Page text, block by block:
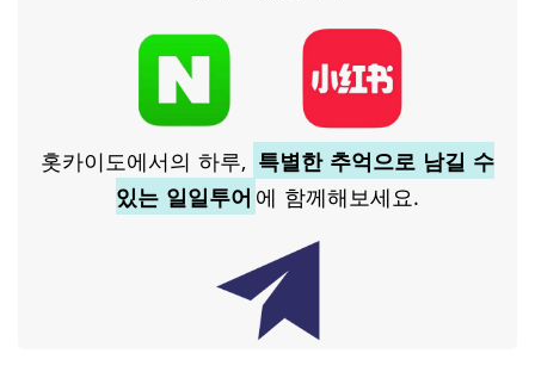
홋카이도에서의 하루, 특별한 추억으로 남길 수
있는 일일투어 에 함께해보세요.